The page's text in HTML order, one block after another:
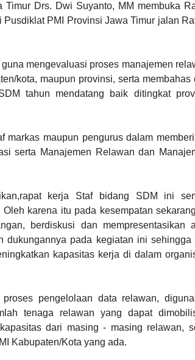
Drs. Dwi Suyanto, MM membuka
PMI Provinsi Jawa Timur jalan
mengevaluasi proses manajemen
kota, maupun provinsi, serta membahas
tahun mendatang baik ditingkat
maupun pengurus dalam
serta Manajemen Relawan dan
kerja Staf bidang SDM ini
karena itu pada kesempatan
berdiskusi dan mempresentasikan
dukungannya pada kegiatan ini sehingga
kapasitas kerja di dalam
pengelolaan data relawan,
tenaga relawan yang dapat
dari masing - masing relawan,
Kabupaten/Kota yang ada.